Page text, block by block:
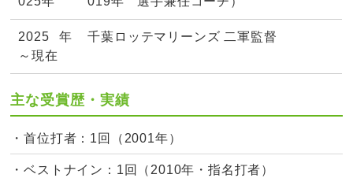
2025年
～現在
千葉ロッテマリーンズ 二軍監督
主な受賞歴・実績
・首位打者：1回（2001年）
・ベストナイン：1回（2010年・指名打者）